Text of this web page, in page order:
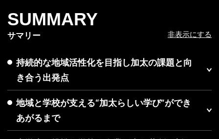
SUMMARY
サマリー 非表示にする
持続的な地域活性化を目指し加太の課題と向
き合う出発点
地域と学校が支える“加太らしい学び”ができ
あがるまで